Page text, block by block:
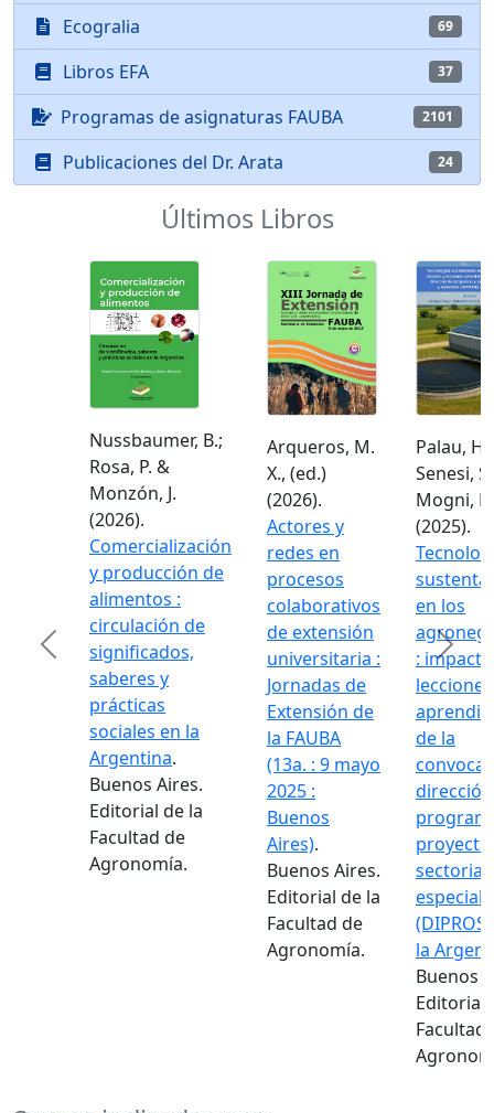
Ecogralia 69
Libros EFA 37
Programas de asignaturas FAUBA 2101
Publicaciones del Dr. Arata 24
Últimos Libros
Nussbaumer, B.;
Rosa, P. &
Monzón, J.
(2026).
Comercialización
y producción de
alimentos :
circulación de
significados,
saberes y
prácticas
sociales en la
Argentina.
Buenos Aires.
Editorial de la
Facultad de
Agronomía.
Arqueros, M.
X., (ed.)
(2026).
Actores y
redes en
procesos
colaborativos
de extensión
universitaria :
Jornadas de
Extensión de
la FAUBA
(13a. : 9 mayo
2025 :
Buenos
Aires).
Buenos Aires.
Editorial de la
Facultad de
Agronomía.
Palau, H.;
Senesi,
Mogni, F.
(2025).
en los
: impacto
lecciones
de la
la
Buenos
Editorial
Facultad
Previous Next